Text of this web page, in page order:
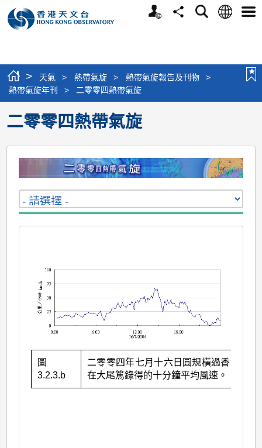
個
分
搜
語
選
> 天氣 > 熱帶氣旋 > 熱帶氣旋報告及刊物
>
熱帶氣旋年刊
> 二零零四熱帶氣旋
二零零四熱帶氣旋
圖
3.2.3.b
二零零四年七月十六日圓規橫過香港時，
在大尾篤錄得的十分鐘平均風速。